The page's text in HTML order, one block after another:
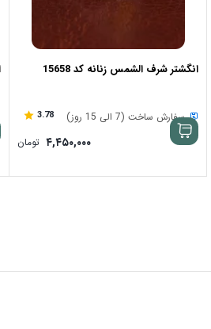
انگشتر شرف الشمس زنانه کد 15658
سفارش ساخت (7 الی 15 روز) 3.78
۴,۴۵۰,۰۰۰ تومان